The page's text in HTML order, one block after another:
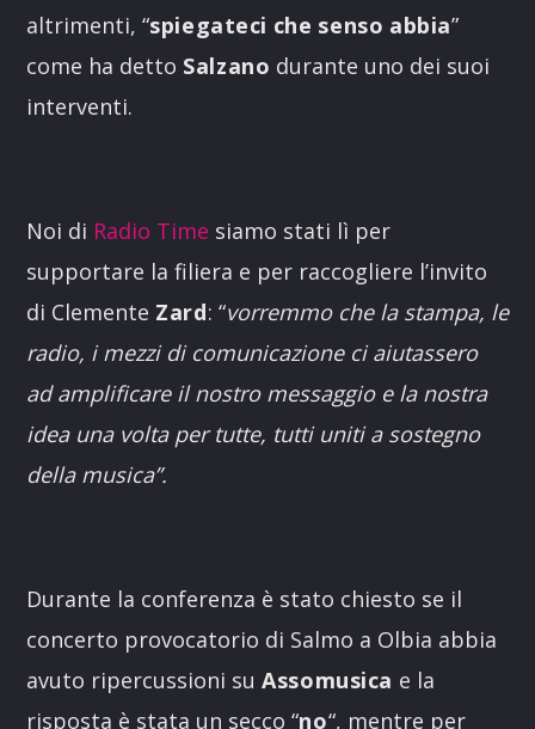
altrimenti, “spiegateci che senso abbia”
come ha detto Salzano durante uno dei suoi
interventi.
Noi di Radio Time siamo stati lì per
supportare la filiera e per raccogliere l’invito
di Clemente Zard: “vorremmo che la stampa, le
radio, i mezzi di comunicazione ci aiutassero
ad amplificare il nostro messaggio e la nostra
idea una volta per tutte, tutti uniti a sostegno
della musica”.
Durante la conferenza è stato chiesto se il
concerto provocatorio di Salmo a Olbia abbia
avuto ripercussioni suAssomusica e la
risposta è stata un secco “no“, mentre per